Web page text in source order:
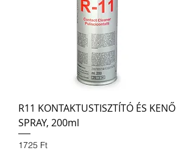
R11 KONTAKTUSTISZTÍTÓ ÉS KENŐ
SPRAY, 200ml
Ár
1725 Ft